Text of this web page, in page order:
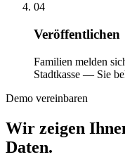
04
Veröffentlichen
Familien melden
Stadtkasse — Sie
Demo vereinbaren
Wir zeigen
Daten.